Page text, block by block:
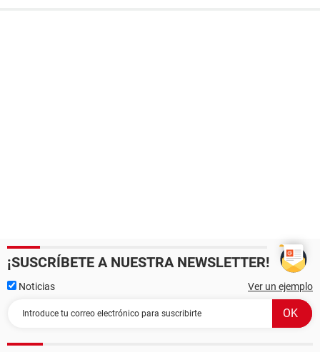
¡SUSCRÍBETE A NUESTRA NEWSLETTER!
Noticias Ver un ejemplo